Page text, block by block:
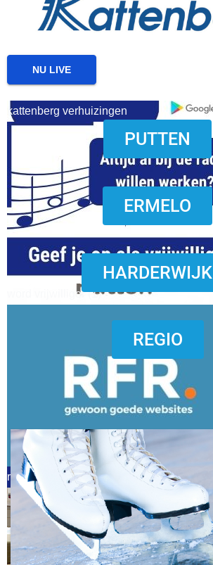
download onzze App
word vrijwilliger (1)
kattenberg verhuizingen
word vrijwilliger (1)
refreshed webdesign putten
NU LIVE
PUTTEN
ERMELO
HARDERWIJK
REGIO